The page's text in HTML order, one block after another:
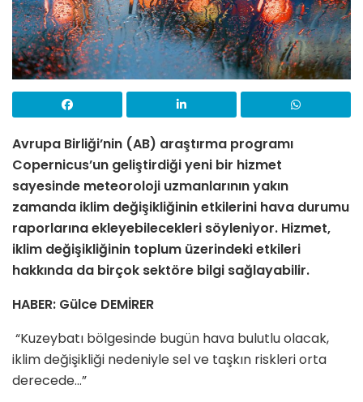
Avrupa Birliği’nin (AB) araştırma programı
Copernicus’un geliştirdiği yeni bir hizmet
sayesinde meteoroloji uzmanlarının yakın
zamanda iklim değişikliğinin etkilerini hava durumu
raporlarına ekleyebilecekleri söyleniyor. Hizmet,
iklim değişikliğinin toplum üzerindeki etkileri
hakkında da birçok sektöre bilgi sağlayabilir.
HABER: Gülce DEMİRER
“Kuzeybatı bölgesinde bugün hava bulutlu olacak,
iklim değişikliği nedeniyle sel ve taşkın riskleri orta
derecede…”